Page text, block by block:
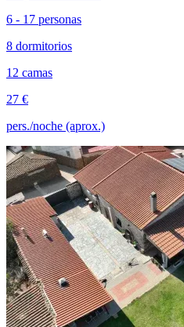
6 - 17 personas
8 dormitorios
12 camas
27 €
pers./noche (aprox.)